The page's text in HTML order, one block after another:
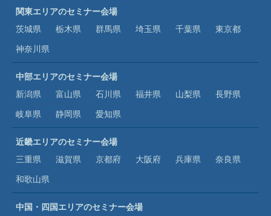
関東エリアのセミナー会場
茨城県
栃木県 群馬県 埼玉県 千葉県
東京都
神奈川県
中部エリアのセミナー会場
新潟県
富山県 石川県 福井県 山梨県
長野県
岐阜県
静岡県 愛知県
近畿エリアのセミナー会場
三重県
滋賀県 京都府 大阪府 兵庫県
奈良県
和歌山県
中国・四国エリアのセミナー会場